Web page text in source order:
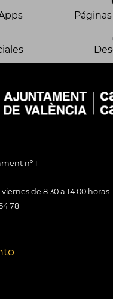
nº 1
de 8:30 a 14:00 horas
78